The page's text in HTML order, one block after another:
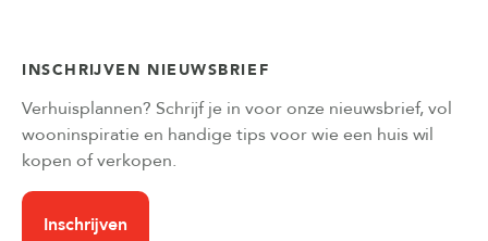
INSCHRIJVEN NIEUWSBRIEF
Verhuisplannen? Schrijf je in voor onze nieuwsbrief, vol
wooninspiratie en handige tips voor wie een huis wil
kopen of verkopen.
Inschrijven